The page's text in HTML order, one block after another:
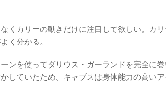
くカリーの動きだけに注目して欲しい。カ
く分かる。
ンを使ってダリウス・ガーランドを完全に
していたため、キャブスは身体能力の高い